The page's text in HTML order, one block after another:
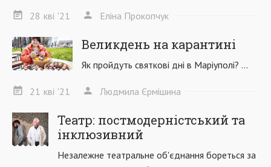
28 кві '21 Еліна Прокопчук
Великдень на карантині
Як пройдуть святкові дні в Маріуполі? ...
21 кві '21 Людмила Єрмішина
Театр: постмодерністський та
інклюзивний
Незалежне театральне об'єднання бореться за